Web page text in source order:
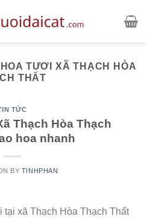
TƯƠI XÃ THẠCH HÒA
THẤT
TỨC
Thạch Hòa Thạch
hoa nhanh
BY TINHPHAN
tại xã Thạch Hòa Thạch Thất